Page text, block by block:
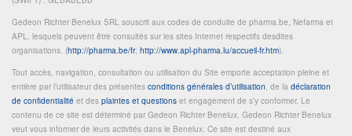
Gedeon Richter Benelux SRL souscrit aux codes de conduite de pharma.be, Nefarma et
APL, lesquels peuvent être consultés sur les sites Internet respectifs desdites
organisations. (http://pharma.be/fr; http://www.apl-pharma.lu/accueil-fr.htm).
Tout accès, navigation, consultation ou utilisation du Site emporte acceptation pleine et
entière par l’utilisateur des présentes conditions générales d’utilisation, de la déclaration
de confidentialité et des plaintes et questions et engagement de s’y conformer. Le
contenu de ce site est déterminé par Gedeon Richter Benelux. Gedeon Richter Benelux
veut vous informer de leurs activités dans le Benelux. Ce site est destiné aux